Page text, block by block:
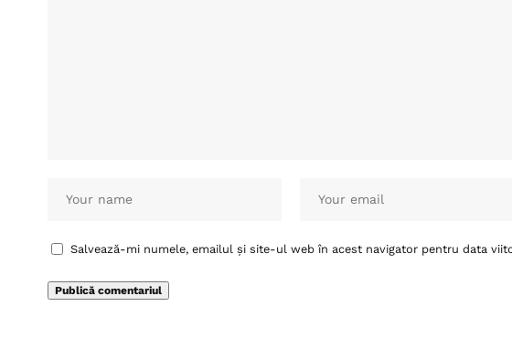
Salvează-mi numele, emailul și site-ul web în acest navigator pentru data